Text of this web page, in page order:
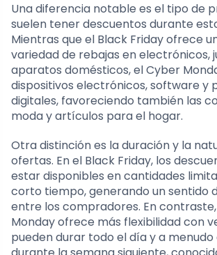
Una diferencia notable es el tipo de
suelen tener descuentos durante
Mientras que el Black Friday ofrece
variedad de rebajas en electrónicos,
aparatos domésticos, el Cyber
dispositivos electrónicos, software y
digitales, favoreciendo también las
moda y artículos para el hogar.
Otra distinción es la duración y la
ofertas. En el Black Friday, los
estar disponibles en cantidades
corto tiempo, generando un sentido
entre los compradores. En
Monday ofrece más flexibilidad con
pueden durar todo el día y a